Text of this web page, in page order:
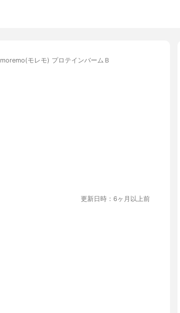
moremo(モレモ) プロテインバームＢ
更新日時：6ヶ月以上前